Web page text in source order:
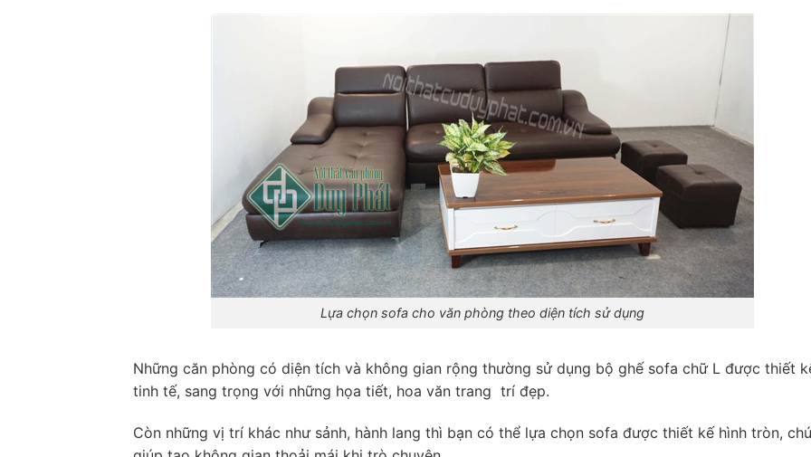
Lựa chọn sofa cho văn phòng theo diện tích sử dụng
Những căn phòng có diện tích và không gian rộng thường sử dụng bộ ghế sofa chữ L được thiết
tinh tế, sang trọng với những họa tiết, hoa văn trang trí đẹp.
Còn những vị trí khác như sảnh, hành lang thì bạn có thể lựa chọn sofa được thiết kế hình tròn,